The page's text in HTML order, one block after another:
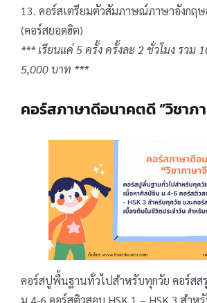
13. คอร์สเตรียมตัวสัมภาษณ์ภาษาอังกฤ
(คอร์สยอดฮิต)
*** เรียนแค่ 5 ครั้ง ครั้งละ 2 ชั่วโมง รวม
5,000 บาท ***
คอร์สภาษาดีอนาคตดี “วิชาภ
คอร์สปูพื้นฐานทั่วไปสำหรับทุกวัย คอร์ส
ม.4-6 คอร์สติวสอบ HSK 1 – HSK 3 สำห